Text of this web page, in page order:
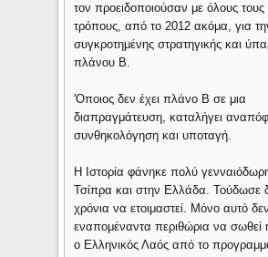
τον προειδοποιούσαν με όλους
τρόπους, από το 2012 ακόμα, για
συγκροτημένης στρατηγικής και
πλάνου Β.
'Οποιος δεν έχει πλάνο Β σε μια
διαπραγμάτευση, καταλήγει
συνθηκολόγηση και υποταγή.
Η Ιστορία φάνηκε πολύ
Τσίπρα και στην Ελλάδα. Τούδωσε
χρόνια να ετοιμαστεί. Μόνο αυτό
εναπομέναντα περιθώρια να σωθεί
ο Ελληνικός Λαός από το